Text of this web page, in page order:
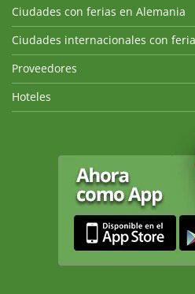
Ciudades con ferias en Alemania
Ciudades internacionales con
Proveedores
Hoteles